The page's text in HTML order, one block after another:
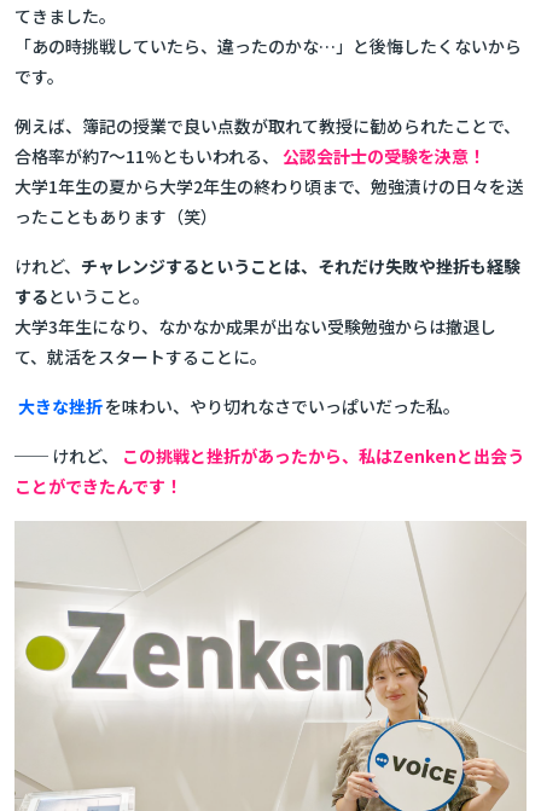
てきました。
「あの時挑戦していたら、違ったのかな…」と後悔したくないから
です。
例えば、簿記の授業で良い点数が取れて教授に勧められたことで、
合格率が約7〜11%ともいわれる、 公認会計士の受験を決意！
大学1年生の夏から大学2年生の終わり頃まで、勉強漬けの日々を送
ったこともあります（笑）
けれど、 チャレンジするということは、それだけ失敗や挫折も経験
するということ。
大学3年生になり、なかなか成果が出ない受験勉強からは撤退し
て、就活をスタートすることに。
大きな挫折を味わい、やり切れなさでいっぱいだった私。
── けれど、
この挑戦と挫折があったから、私はZenkenと出会う
ことができたんです！